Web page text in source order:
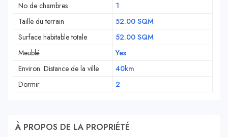
No de chambres
1
Taille du terrain
52.00 SQM
Surface habitable totale
52.00 SQM
Meublé
Yes
Environ. Distance de la ville
40km
Dormir
2
À PROPOS DE LA PROPRIÉTÉ